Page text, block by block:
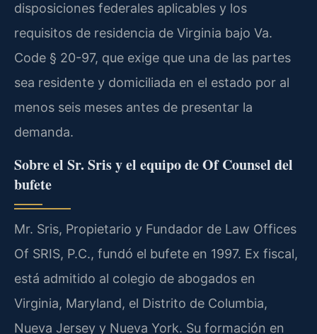
disposiciones federales aplicables y los
requisitos de residencia de Virginia bajo Va.
Code § 20-97, que exige que una de las partes
sea residente y domiciliada en el estado por al
menos seis meses antes de presentar la
demanda.
Sobre el Sr. Sris y el equipo de Of Counsel del
bufete
Mr. Sris, Propietario y Fundador de Law Offices
Of SRIS, P.C., fundó el bufete en 1997. Ex fiscal,
está admitido al colegio de abogados en
Virginia, Maryland, el Distrito de Columbia,
Nueva Jersey y Nueva York. Su formación en